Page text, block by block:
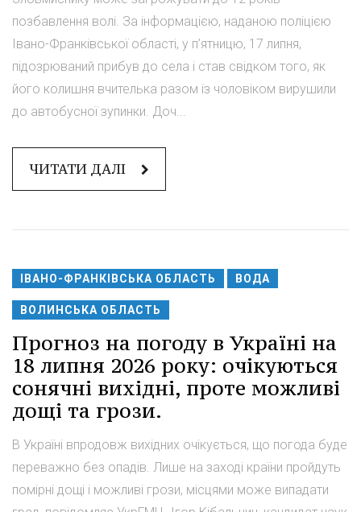
позбавлення волі. За інформацією, наданою поліцією
Івано-Франківської області, у п’ятницю, 17 липня,
підозрюваний прибув до села і став свідком того, як
його колишня вчителька разом із чоловіком вирушили
до автобусної зупинки. Доч...
ЧИТАТИ ДАЛІ
ІВАНО-ФРАНКІВСЬКА ОБЛАСТЬ ВОДА
ВОЛИНСЬКА ОБЛАСТЬ
Прогноз на погоду в Україні на
18 липня 2026 року: очікуються
сонячні вихідні, проте можливі
дощі та грози.
В Україні впродовж вихідних очікується, що погода буде
переважно без опадів. Лише на заході країни пройдуть
помірні дощі і можливі грози, місцями може випадати